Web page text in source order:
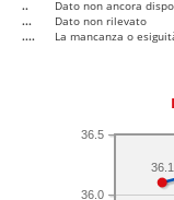
..
Dato non ancora
...
Dato non rilevato
....
La mancanza o
36.0
36.5
36.1